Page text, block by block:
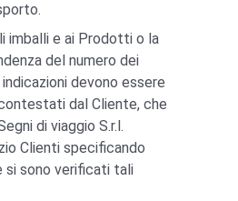
imballi e ai Prodotti o la
del numero dei
devono essere
dal Cliente, che
di viaggio S.r.l.
Clienti specificando
si sono verificati tali